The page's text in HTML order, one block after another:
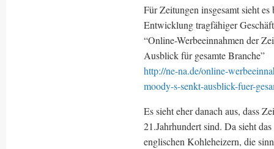
Für Zeitungen insgesamt sieht
Entwicklung tragfähiger
“Online-Werbeeinnahmen der
Ausblick für gesamte Branche”
http://ne-na.de/online-
moody-s-senkt-ausblick-fuer-
Es sieht eher danach aus, dass
21.Jahrhundert sind. Da sieht
englischen Kohleheizern, die